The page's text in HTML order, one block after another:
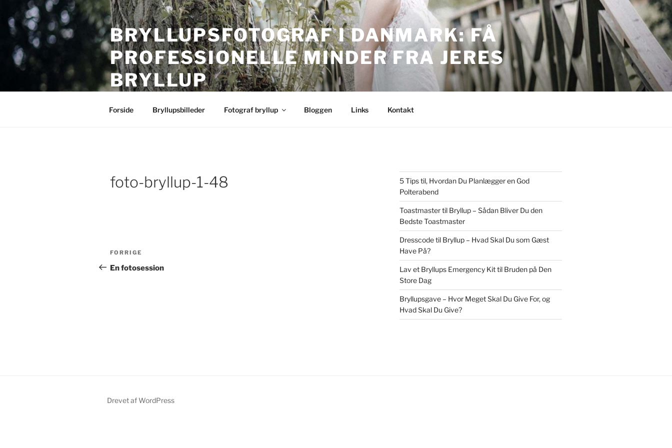
indhold
BRYLLUPSFOTOGRAF I DANMARK: FÅ
PROFESSIONELLE MINDER FRA JERES
BRYLLUP
Forside Bryllupsbilleder Fotograf bryllup Bloggen Links Kontakt
foto-bryllup-1-48
Indlægsnavigation
Forrige
indlæg
FORRIGE
En fotosession
5 Tips til, Hvordan Du Planlægger en God
Polterabend
Toastmaster til Bryllup – Sådan Bliver Du den
Bedste Toastmaster
Dresscode til Bryllup – Hvad Skal Du som Gæst
Have På?
Lav et Bryllups Emergency Kit til Bruden på Den
Store Dag
Bryllupsgave – Hvor Meget Skal Du Give For, og
Hvad Skal Du Give?
Drevet af WordPress